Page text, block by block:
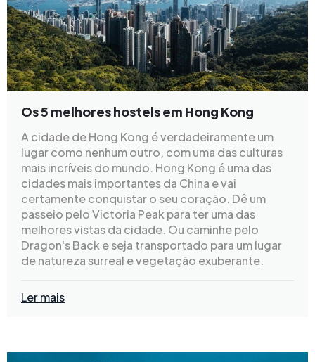
Os 5 melhores hostels em Hong Kong
A cidade de Hong Kong é verdadeiramente um
lugar como nenhum outro, com uma das culturas
mais incríveis do mundo. Hong Kong é uma das
cidades mais importantes da China e vai
certamente conquistar o seu coração. Dê um
passeio pelo Victoria Peak para ter uma das
melhores vistas da cidade. Ou caminhe pelo
Dragon's Back e seja transportado para um lugar
de natureza surreal e vegetação exuberante.
Ler mais